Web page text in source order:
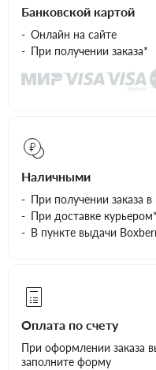
Банковской картой
Онлайн на сайте
При получении заказа*
Наличными
При получении заказа в
При доставке курьером*
В пункте выдачи
Оплата по счету
При оформлении заказа
заполните форму